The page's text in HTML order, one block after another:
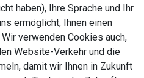
haben), Ihre Sprache und Ihr
ermöglicht, Ihnen einen
verwenden Cookies auch,
Website-Verkehr und die
damit wir Ihnen in Zukunft